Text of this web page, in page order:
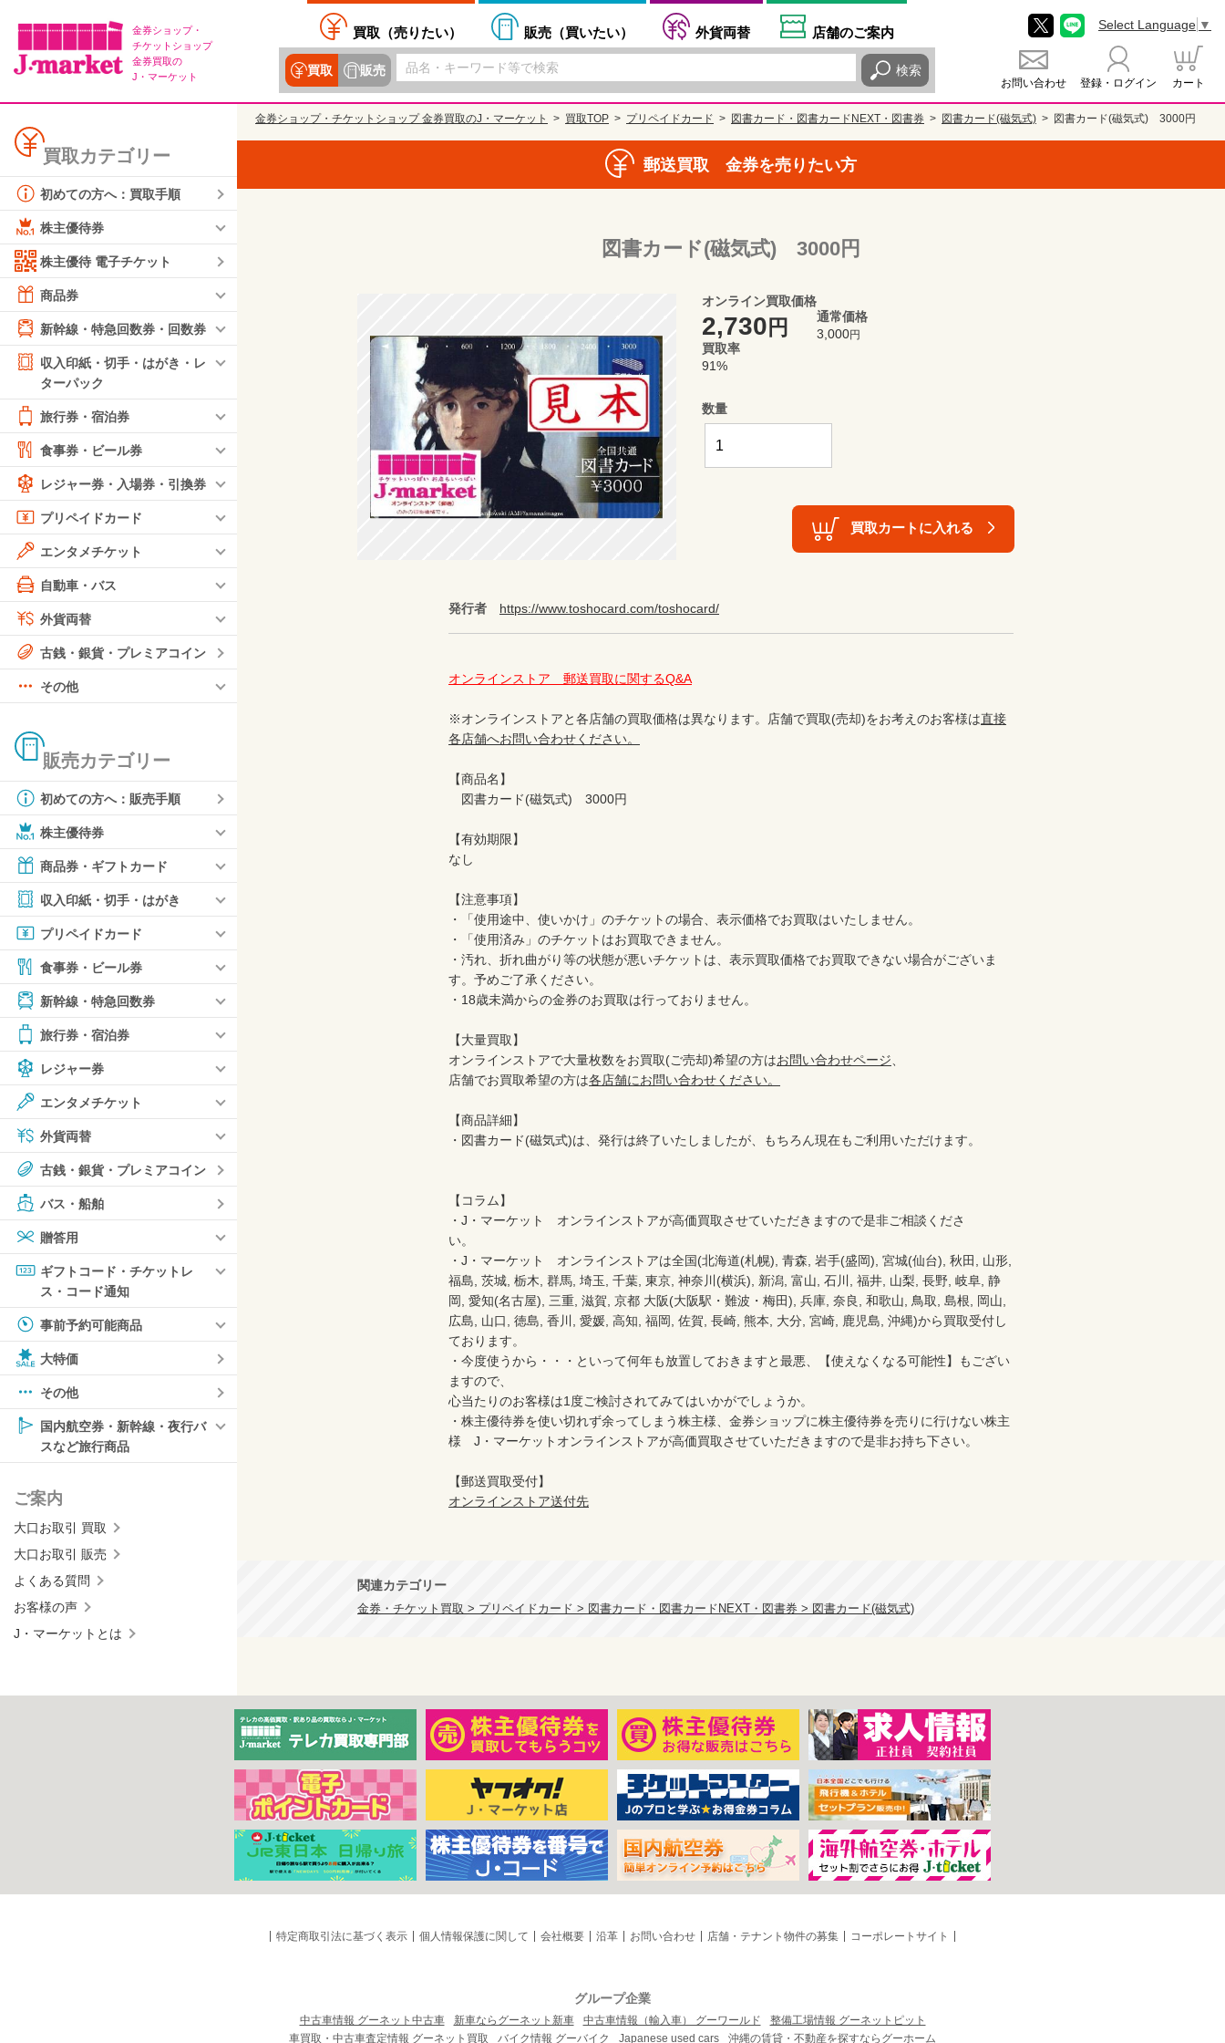
金券ショップ・
チケットショップ
金券買取の
J・マーケット
買取（売りたい） 販売（買いたい） 外貨両替 店舗のご案内
買取 販売 検索
お問い合わせ 登録・ログイン カート
Select Language ▼
買取カテゴリー
初めての方へ：買取手順
株主優待券
株主優待 電子チケット
商品券
新幹線・特急回数券・回数券
収入印紙・切手・はがき・レ
ターパック
旅行券・宿泊券
食事券・ビール券
レジャー券・入場券・引換券
プリペイドカード
エンタメチケット
自動車・バス
外貨両替
古銭・銀貨・プレミアコイン
その他
販売カテゴリー
初めての方へ：販売手順
株主優待券
商品券・ギフトカード
収入印紙・切手・はがき
プリペイドカード
食事券・ビール券
新幹線・特急回数券
旅行券・宿泊券
レジャー券
エンタメチケット
外貨両替
古銭・銀貨・プレミアコイン
バス・船舶
贈答用
ギフトコード・チケットレ
ス・コード通知
事前予約可能商品
大特価
その他
国内航空券・新幹線・夜行バ
スなど旅行商品
ご案内
大口お取引 買取
大口お取引 販売
よくある質問
お客様の声
J・マーケットとは
金券ショップ・チケットショップ 金券買取のJ・マーケット 買取TOP プリペイドカード 図書カード・図書カードNEXT・図書券 図書カード(磁気式) 図書カード(磁気式) 3000円
郵送買取 金券を売りたい方
図書カード(磁気式) 3000円
オンライン買取価格
2,730 円
通常価格
3,000円
買取率
91%
数量
買取カートに入れる
発行者 https://www.toshocard.com/toshocard/
オンラインストア　郵送買取に関するQ&A
※オンラインストアと各店舗の買取価格は異なります。店舗で買取(売却)をお考えのお客様は直接
各店舗へお問い合わせください。
【商品名】
図書カード(磁気式)　3000円
【有効期限】
なし
【注意事項】
・「使用途中、使いかけ」のチケットの場合、表示価格でお買取はいたしません。
・「使用済み」のチケットはお買取できません。
・汚れ、折れ曲がり等の状態が悪いチケットは、表示買取価格でお買取できない場合がございま
す。予めご了承ください。
・18歳未満からの金券のお買取は行っておりません。
【大量買取】
オンラインストアで大量枚数をお買取(ご売却)希望の方はお問い合わせページ、
店舗でお買取希望の方は各店舗にお問い合わせください。
【商品詳細】
・図書カード(磁気式)は、発行は終了いたしましたが、もちろん現在もご利用いただけます。
【コラム】
・J・マーケット　オンラインストアが高価買取させていただきますので是非ご相談くださ
い。
・J・マーケット　オンラインストアは全国(北海道(札幌), 青森, 岩手(盛岡), 宮城(仙台), 秋田, 山形,
福島, 茨城, 栃木, 群馬, 埼玉, 千葉, 東京, 神奈川(横浜), 新潟, 富山, 石川, 福井, 山梨, 長野, 岐阜, 静
岡, 愛知(名古屋), 三重, 滋賀, 京都 大阪(大阪駅・難波・梅田), 兵庫, 奈良, 和歌山, 鳥取, 島根, 岡山,
広島, 山口, 徳島, 香川, 愛媛, 高知, 福岡, 佐賀, 長崎, 熊本, 大分, 宮崎, 鹿児島, 沖縄)から買取受付し
ております。
・今度使うから・・・といって何年も放置しておきますと最悪、【使えなくなる可能性】もござい
ますので、
心当たりのお客様は1度ご検討されてみてはいかがでしょうか。
・株主優待券を使い切れず余ってしまう株主様、金券ショップに株主優待券を売りに行けない株主
様　J・マーケットオンラインストアが高価買取させていただきますので是非お持ち下さい。
オンラインストア送付先
関連カテゴリー
金券・チケット買取 > プリペイドカード > 図書カード・図書カードNEXT・図書券 > 図書カード(磁気式)
特定商取引法に基づく表示 個人情報保護に関して 会社概要 沿革 お問い合わせ 店舗・テナント物件の募集 コーポレートサイト
グループ企業
中古車情報 グーネット中古車 新車ならグーネット新車 中古車情報（輸入車） グーワールド
整備工場情報 グーネットピット
車買取・中古車査定情報 グーネット買取
バイク情報 グーバイク Japanese used cars 沖縄の賃貸・不動産を探すならグーホーム